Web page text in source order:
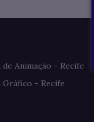
Animação - Recife
Gráfico - Recife